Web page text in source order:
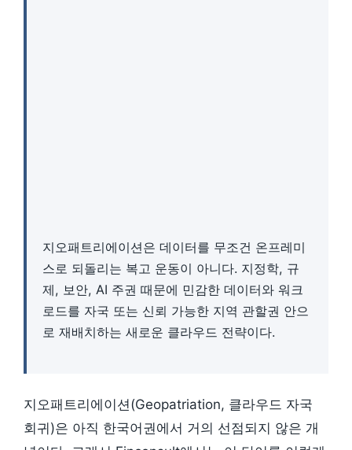
지오패트리에이션은 데이터를 무조건 온프레미
스로 되돌리는 복고 운동이 아니다. 지정학, 규
제, 보안, AI 주권 때문에 민감한 데이터와 워크
로드를 자국 또는 신뢰 가능한 지역 관할권 안으
로 재배치하는 새로운 클라우드 전략이다.
지오패트리에이션(Geopatriation, 클라우드 자국
회귀)은 아직 한국어권에서 거의 선점되지 않은 개